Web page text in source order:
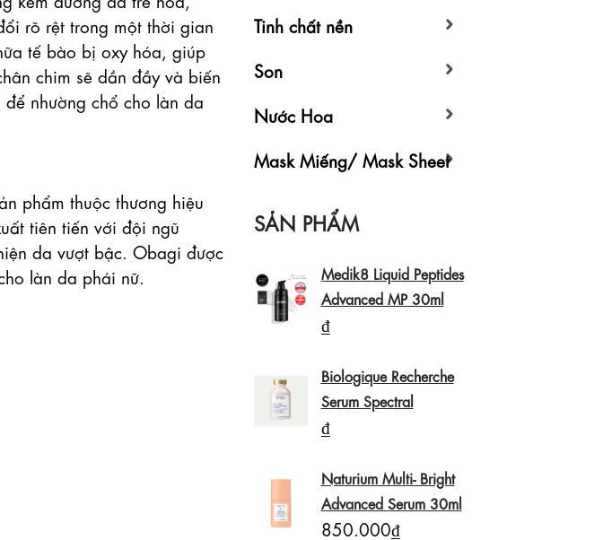
rõ rệt trong một thời gian
tế bào bị oxy hóa, giúp
chim sẽ dần đầy và biến
nhường chổ cho làn da
phẩm thuộc thương hiệu
tiên tiến với đội ngũ
da vượt bậc. Obagi được
làn da phái nữ.
Tinh chất nền
Son
Nước Hoa
Mask Miếng/ Mask Sheet
SẢN PHẨM
Medik8 Liquid Peptides
Advanced MP 30ml
₫
Biologique Recherche
Serum Spectral
₫
Naturium Multi- Bright
Advanced Serum 30ml
850.000₫